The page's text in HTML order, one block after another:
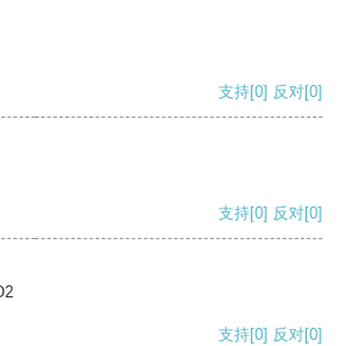
支持[0] 反对[0]
支持[0] 反对[0]
支持[0] 反对[0]